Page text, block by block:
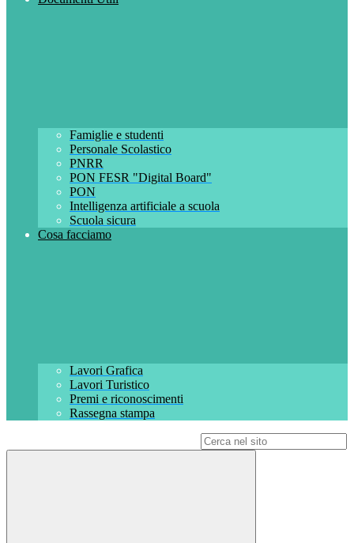
Famiglie e studenti
Personale Scolastico
PNRR
PON FESR "Digital Board"
PON
Intelligenza artificiale a scuola
Scuola sicura
Cosa facciamo
Lavori Grafica
Lavori Turistico
Premi e riconoscimenti
Rassegna stampa